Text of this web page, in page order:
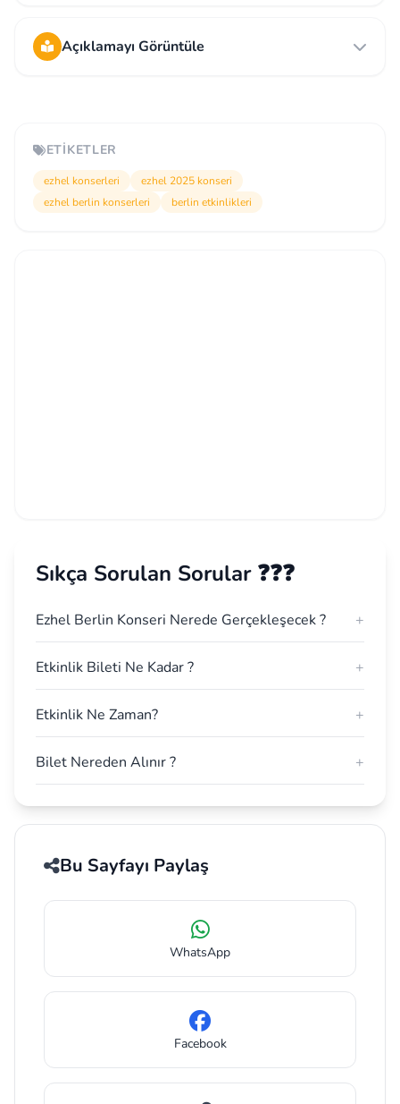
Açıklamayı Görüntüle
ETIKETLER
ezhel konserleri
ezhel 2025 konseri
ezhel berlin konserleri
berlin etkinlikleri
Sıkça Sorulan Sorular ❓❓❓
Ezhel Berlin Konseri Nerede Gerçekleşecek ? +
Etkinlik Bileti Ne Kadar ? +
Etkinlik Ne Zaman? +
Bilet Nereden Alınır ? +
Bu Sayfayı Paylaş
WhatsApp
Facebook